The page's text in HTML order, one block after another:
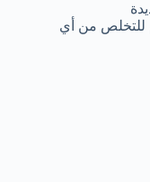
للتخلص من أي